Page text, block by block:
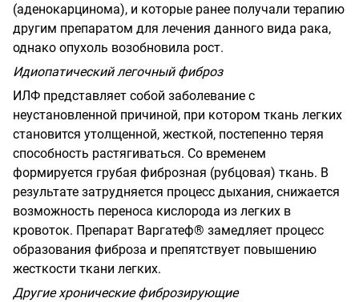
(аденокарцинома), и которые ранее получали терапию
другим препаратом для лечения данного вида рака,
однако опухоль возобновила рост.
Идиопатический легочный фиброз
ИЛФ представляет собой заболевание с
неустановленной причиной, при котором ткань легких
становится утолщенной, жесткой, постепенно теряя
способность растягиваться. Со временем
формируется грубая фиброзная (рубцовая) ткань. В
результате затрудняется процесс дыхания, снижается
возможность переноса кислорода из легких в
кровоток. Препарат Варгатеф® замедляет процесс
образования фиброза и препятствует повышению
жесткости ткани легких.
Другие хронические фиброзирующие